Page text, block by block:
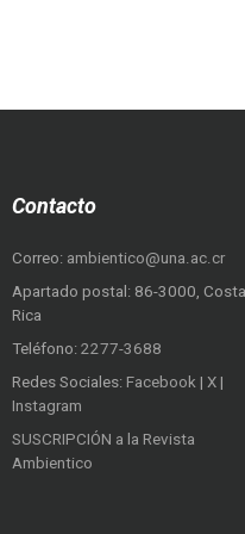
Contacto
Correo: ambientico@una.ac.cr
Apartado postal: 86-3000, Costa
Rica
Teléfono: 2277-3688
Redes Sociales: Facebook | X |
Instagram
SUSCRIPCIÓN a la Revista
Ambientico